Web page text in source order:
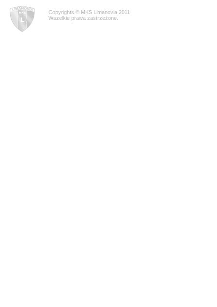
Copyrights © MKS Limanovia 2011
Wszelkie prawa zastrzeżone.